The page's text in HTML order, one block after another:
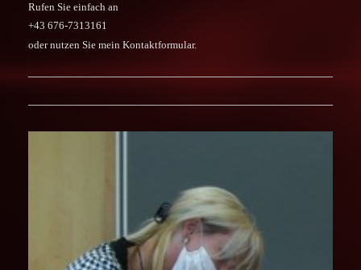
Rufen Sie einfach an
+43 676-7313161
oder nutzen Sie mein Kontaktformular.